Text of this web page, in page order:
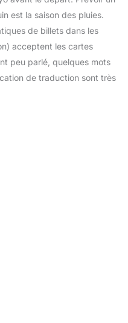
est la saison des pluies.
de billets dans les
acceptent les cartes
peu parlé, quelques mots
de traduction sont très